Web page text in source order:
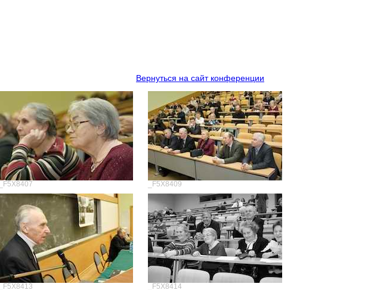
Вернуться на сайт конференции
_F5X8407 _F5X8409
_F5X8413 _F5X8414